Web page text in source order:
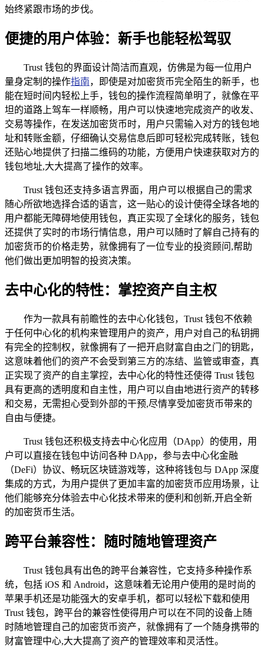
始终紧跟市场的步伐。
便捷的用户体验：新手也能轻松驾驭
Trust 钱包的界面设计简洁而直观，仿佛是为每一位用户
量身定制的操作指南，即使是对加密货币完全陌生的新手，也
能在短时间内轻松上手，钱包的操作流程简单明了，就像在平
坦的道路上驾车一样顺畅，用户可以快速地完成资产的收发、
交易等操作，在发送加密货币时，用户只需输入对方的钱包地
址和转账金额，仔细确认交易信息后即可轻松完成转账，钱包
还贴心地提供了扫描二维码的功能，方便用户快速获取对方的
钱包地址,大大提高了操作的效率。
Trust 钱包还支持多语言界面，用户可以根据自己的需求
随心所欲地选择合适的语言，这一贴心的设计使得全球各地的
用户都能无障碍地使用钱包，真正实现了全球化的服务，钱包
还提供了实时的市场行情信息，用户可以随时了解自己持有的
加密货币的价格走势，就像拥有了一位专业的投资顾问,帮助
他们做出更加明智的投资决策。
去中心化的特性：掌控资产自主权
作为一款具有前瞻性的去中心化钱包，Trust 钱包不依赖
于任何中心化的机构来管理用户的资产，用户对自己的私钥拥
有完全的控制权，就像拥有了一把开启财富自由之门的钥匙，
这意味着他们的资产不会受到第三方的冻结、监管或审查，真
正实现了资产的自主掌控，去中心化的特性还使得 Trust 钱包
具有更高的透明度和自主性，用户可以自由地进行资产的转移
和交易，无需担心受到外部的干预,尽情享受加密货币带来的
自由与便捷。
Trust 钱包还积极支持去中心化应用（DApp）的使用，用
户可以直接在钱包中访问各种 DApp，参与去中心化金融
（DeFi）协议、畅玩区块链游戏等，这种将钱包与 DApp 深度
集成的方式，为用户提供了更加丰富的加密货币应用场景，让
他们能够充分体验去中心化技术带来的便利和创新,开启全新
的加密货币生活。
跨平台兼容性：随时随地管理资产
Trust 钱包具有出色的跨平台兼容性，它支持多种操作系
统，包括 iOS 和 Android，这意味着无论用户使用的是时尚的
苹果手机还是功能强大的安卓手机，都可以轻松下载和使用
Trust 钱包，跨平台的兼容性使得用户可以在不同的设备上随
时随地管理自己的加密货币资产，就像拥有了一个随身携带的
财富管理中心,大大提高了资产的管理效率和灵活性。